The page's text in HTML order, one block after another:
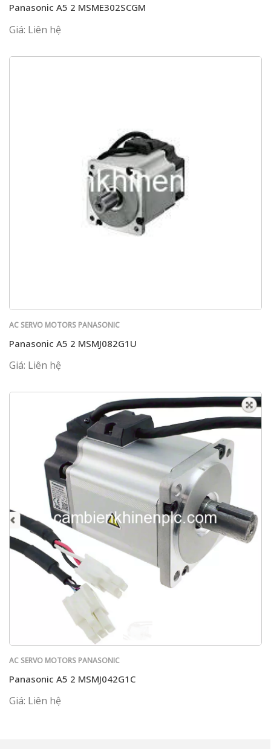
Panasonic A5 2 MSME302SCGM
Giá: Liên hệ
AC SERVO MOTORS PANASONIC
Panasonic A5 2 MSMJ082G1U
Giá: Liên hệ
AC SERVO MOTORS PANASONIC
Panasonic A5 2 MSMJ042G1C
Giá: Liên hệ